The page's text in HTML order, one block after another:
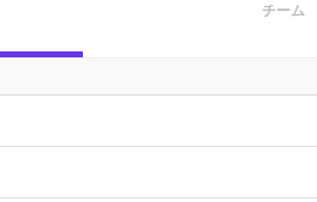
チーム